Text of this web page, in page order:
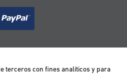
terceros con fines analíticos y para